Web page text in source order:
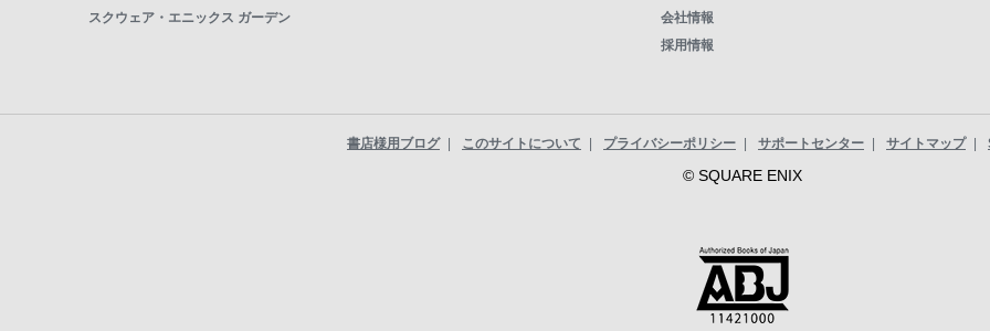
スクウェア・エニックス ガーデン
会社情報
採用情報
書店様用ブログ このサイトについて プライバシーポリシー サポートセンター サイトマップ
© SQUARE ENIX